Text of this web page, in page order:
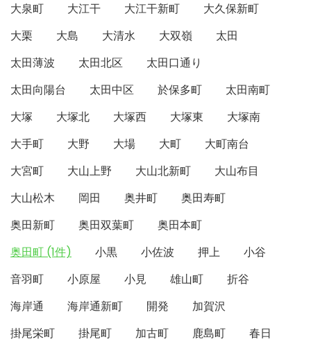
大泉町
大江干 大江干新町
大久保新町
大栗
大島 大清水 大双嶺
太田
太田薄波
太田北区
太田口通り
太田向陽台
太田中区 於保多町
太田南町
大塚
大塚北 大塚西 大塚東
大塚南
大手町
大野 大場 大町
大町南台
大宮町
大山上野 大山北新町
大山布目
大山松木
岡田 奥井町
奥田寿町
奥田新町
奥田双葉町
奥田本町
奥田町 (1件)
小黒 小佐波 押上
小谷
音羽町
小原屋 小見 雄山町
折谷
海岸通
海岸通新町 開発
加賀沢
掛尾栄町
掛尾町 加古町 鹿島町
春日